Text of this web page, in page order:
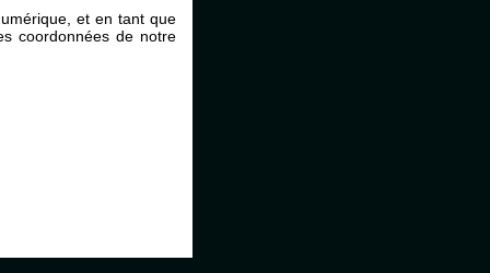
et en tant que
coordonnées de notre